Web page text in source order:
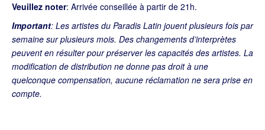
Veuillez noter: Arrivée conseillée à partir de 21h.
Important: Les artistes du Paradis Latin jouent plusieurs fois par
semaine sur plusieurs mois. Des changements d’interprètes
peuvent en résulter pour préserver les capacités des artistes. La
modification de distribution ne donne pas droit à une
quelconque compensation, aucune réclamation ne sera prise en
compte.